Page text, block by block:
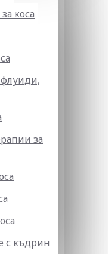
коса
за
с къдрин